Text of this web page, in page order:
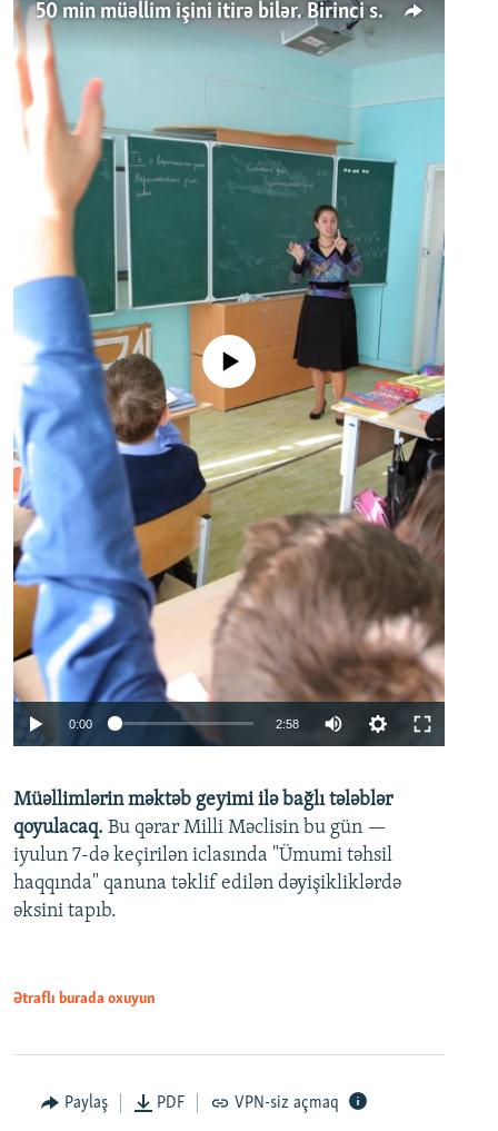
50 min müəllim işini itirə bilər. Birinci sinfə gedənlər azalır
Auto 240p 360p 480p
No media source currently available
0:00 2:58
360p
480p
720p
Müəllimlərin məktəb geyimi ilə bağlı tələblər
qoyulacaq. Bu qərar Milli Məclisin bu gün —
iyulun 7-də keçirilən iclasında "Ümumi təhsil
haqqında" qanuna təklif edilən dəyişikliklərdə
əksini tapıb.
Ətraflı burada oxuyun
Paylaş PDF VPN-siz açmaq